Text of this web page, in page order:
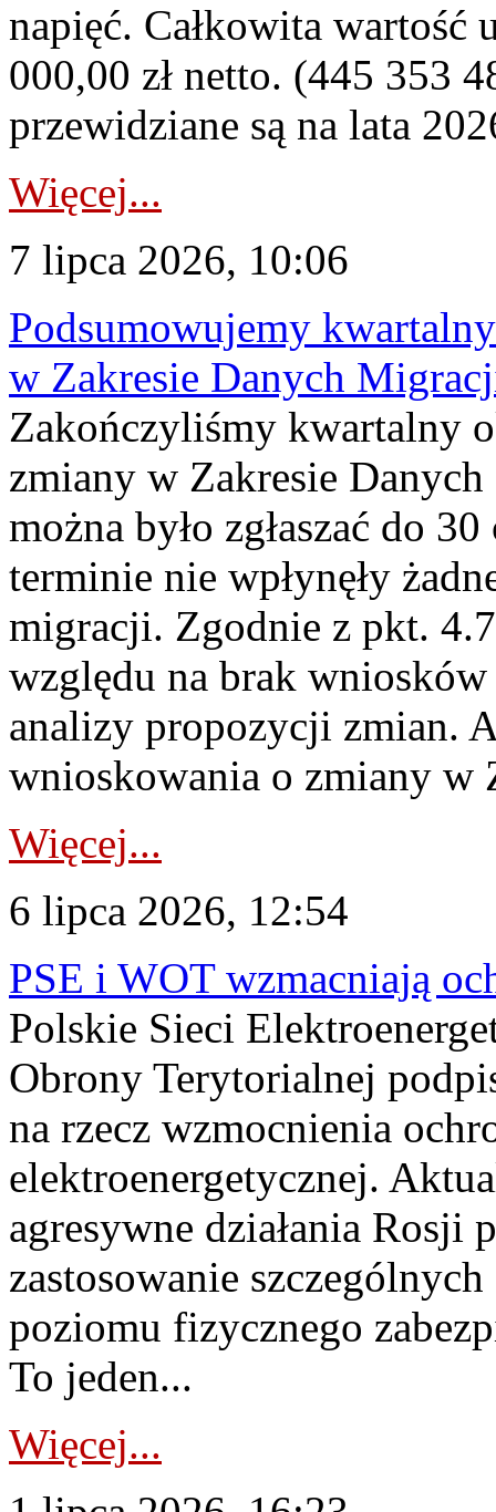
napięć. Całkowita
000,00 zł netto. (445 353
przewidziane są na lata
Więcej...
7 lipca 2026, 10:06
Podsumowujemy
w Zakresie Danych
Zakończyliśmy kwartalny
zmiany w Zakresie
można było zgłaszać do
terminie nie wpłynęły
migracji. Zgodnie z pkt.
względu na brak
analizy propozycji zmian.
wnioskowania o zmiany w
Więcej...
6 lipca 2026, 12:54
PSE i WOT wzmacniają
Polskie Sieci
Obrony Terytorialnej
na rzecz wzmocnienia
elektroenergetycznej.
agresywne działania Rosji
zastosowanie
poziomu fizycznego
To jeden...
Więcej...